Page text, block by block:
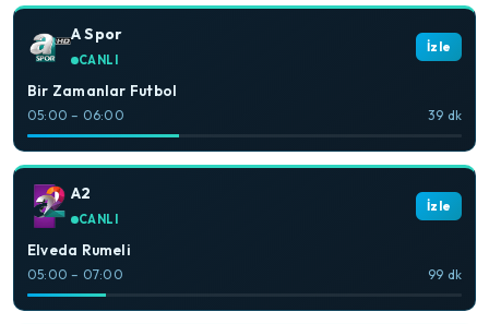
A Spor
CANLI
İzle
Bir Zamanlar Futbol
05:00 – 06:00 39 dk
A2
CANLI
İzle
Elveda Rumeli
05:00 – 07:00 99 dk